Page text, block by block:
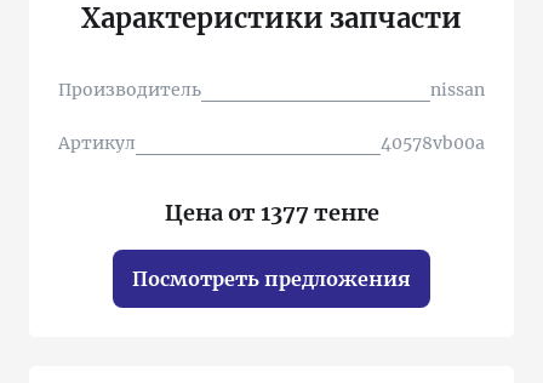
Характеристики запчасти
Производитель nissan
Артикул 40578vb00a
Цена от 1377 тенге
Посмотреть предложения